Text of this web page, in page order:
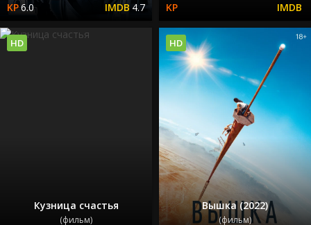
6.0 4.7
Кузница счастья
(фильм)
HD
Вышка (2022)
(фильм)
HD